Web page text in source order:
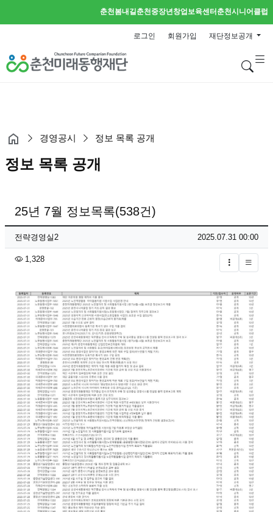
춘천봄내길춘천중장년창업보육센터 춘천시니어클럽
로그인 회원가입 재단정보공개
검
경영공시 정보 목록 공개
정보 목록 공개
25년 7월 정보목록(538건)
페이지 정보
작성자
전략경영실2 작성일
2025.07.31 00:00
1,328조회
글버튼
본문